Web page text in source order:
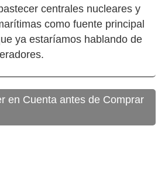
centrales nucleares y
como fuente principal
ya estaríamos hablando de
en Cuenta antes de Comprar